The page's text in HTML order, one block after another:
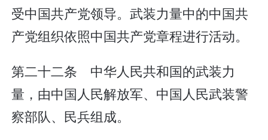
受中国共产党领导。武装力量中的中国共
产党组织依照中国共产党章程进行活动。
第二十二条 中华人民共和国的武装力
量，由中国人民解放军、中国人民武装警
察部队、民兵组成。